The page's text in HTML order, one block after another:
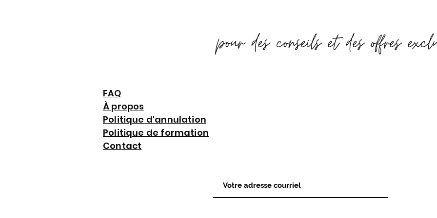
pour des conseils et des offres
FAQ
À propos
Politique d'annulation
Politique de formation
Contact